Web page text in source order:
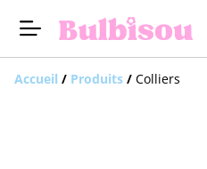
Accueil / Produits / Colliers